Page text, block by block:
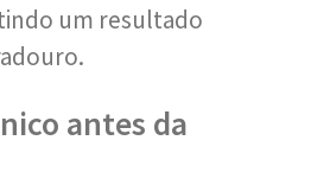
um resultado
antes da